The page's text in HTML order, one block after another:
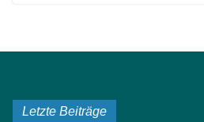
Letzte Beiträge